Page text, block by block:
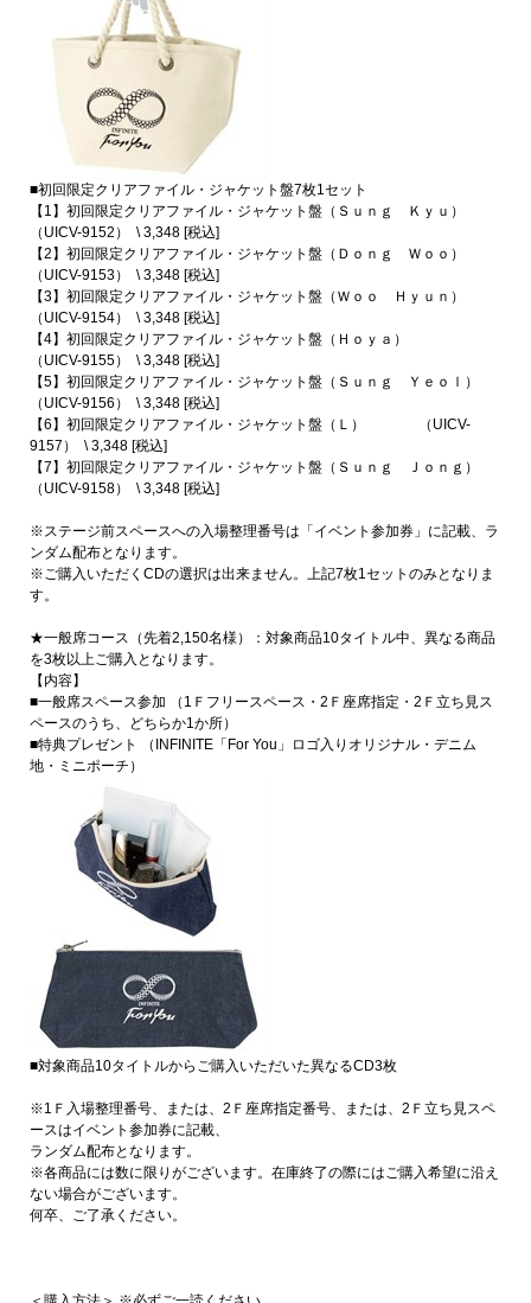
■初回限定クリアファイル・ジャケット盤7枚1セット
【1】初回限定クリアファイル・ジャケット盤（Ｓｕｎｇ Ｋｙｕ）
（UICV-9152） \ 3,348 [税込]
【2】初回限定クリアファイル・ジャケット盤（Ｄｏｎｇ Ｗｏｏ）
（UICV-9153） \ 3,348 [税込]
【3】初回限定クリアファイル・ジャケット盤（Ｗｏｏ Ｈｙｕｎ）
（UICV-9154） \ 3,348 [税込]
【4】初回限定クリアファイル・ジャケット盤（Ｈｏｙａ）
（UICV-9155） \ 3,348 [税込]
【5】初回限定クリアファイル・ジャケット盤（Ｓｕｎｇ Ｙｅｏｌ）
（UICV-9156） \ 3,348 [税込]
【6】初回限定クリアファイル・ジャケット盤（Ｌ） （UICV-
9157） \ 3,348 [税込]
【7】初回限定クリアファイル・ジャケット盤（Ｓｕｎｇ Ｊｏｎｇ）
（UICV-9158） \ 3,348 [税込]
※ステージ前スペースへの入場整理番号は「イベント参加券」に記載、ラ
ンダム配布となります。
※ご購入いただくCDの選択は出来ません。上記7枚1セットのみとなりま
す。
★一般席コース（先着2,150名様）：対象商品10タイトル中、異なる商品
を3枚以上ご購入となります。
【内容】
■一般席スペース参加 （1Ｆフリースペース・2Ｆ座席指定・2Ｆ立ち見ス
ペースのうち、どちらか1か所）
■特典プレゼント （INFINITE「For You」ロゴ入りオリジナル・デニム
地・ミニポーチ）
■対象商品10タイトルからご購入いただいた異なるCD3枚
※1Ｆ入場整理番号、または、2Ｆ座席指定番号、または、2Ｆ立ち見スペ
ースはイベント参加券に記載、
ランダム配布となります。
※各商品には数に限りがございます。在庫終了の際にはご購入希望に沿え
ない場合がございます。
何卒、ご了承ください。